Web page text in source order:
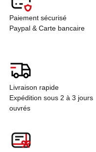
Paiement sécurisé
Paypal & Carte bancaire
Livraison rapide
Expédition sous 2 à 3 jours
ouvrés